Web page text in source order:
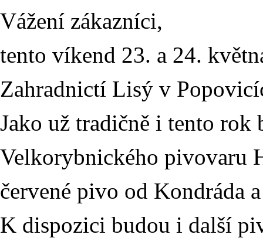
Vážení zákazníci,
tento víkend 23. a 24.
Zahradnictí Lisý v
Jako už tradičně i tento
Velkorybnického pivovaru
červené pivo od Kondráda
K dispozici budou i další